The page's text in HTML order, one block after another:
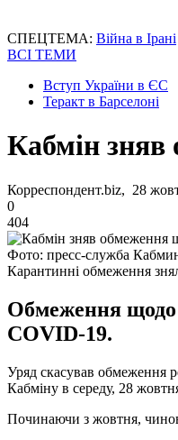
СПЕЦТЕМА: Війна в Ірані
ВСІ ТЕМИ
Вступ України в ЄС
Теракт в Барселоні
Кабмін зняв
Корреспондент.biz, 28
0
404
Фото: пресс-служба
Карантинні обмеження
Обмеження щодо
COVID-19.
Уряд скасував обмеження
Кабміну в середу, 28
Починаючи з жовтня,